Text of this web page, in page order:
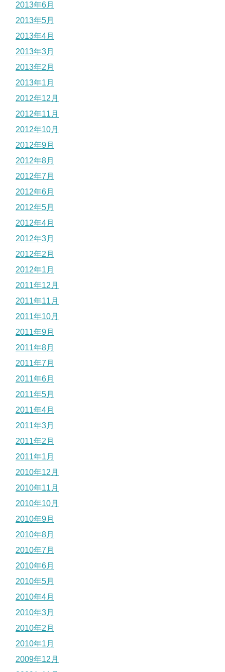
2013年6月
2013年5月
2013年4月
2013年3月
2013年2月
2013年1月
2012年12月
2012年11月
2012年10月
2012年9月
2012年8月
2012年7月
2012年6月
2012年5月
2012年4月
2012年3月
2012年2月
2012年1月
2011年12月
2011年11月
2011年10月
2011年9月
2011年8月
2011年7月
2011年6月
2011年5月
2011年4月
2011年3月
2011年2月
2011年1月
2010年12月
2010年11月
2010年10月
2010年9月
2010年8月
2010年7月
2010年6月
2010年5月
2010年4月
2010年3月
2010年2月
2010年1月
2009年12月